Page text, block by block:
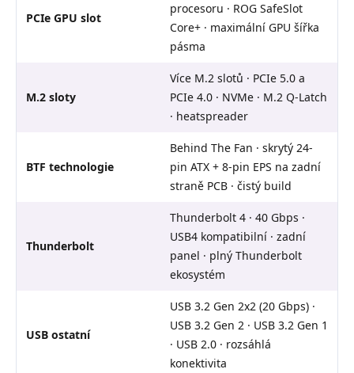
PCIe GPU slot
procesoru · ROG SafeSlot
Core+ · maximální GPU šířka
pásma
M.2 sloty
Více M.2 slotů · PCIe 5.0 a
PCIe 4.0 · NVMe · M.2 Q-Latch
· heatspreader
BTF technologie
Behind The Fan · skrytý 24-
pin ATX + 8-pin EPS na zadní
straně PCB · čistý build
Thunderbolt
Thunderbolt 4 · 40 Gbps ·
USB4 kompatibilní · zadní
panel · plný Thunderbolt
ekosystém
USB ostatní
USB 3.2 Gen 2x2 (20 Gbps) ·
USB 3.2 Gen 2 · USB 3.2 Gen 1
· USB 2.0 · rozsáhlá
konektivita